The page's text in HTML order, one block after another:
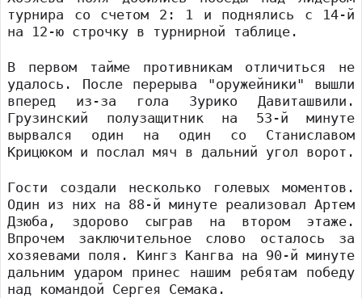
турнира со счетом 2: 1 и поднялись с 14-й
на 12-ю строчку в турнирной таблице.
В первом тайме противникам отличиться не
удалось. После перерыва "оружейники" вышли
вперед из-за гола Зурико Давиташвили.
Грузинский полузащитник на 53-й минуте
вырвался один на один со Станиславом
Крицюком и послал мяч в дальний угол ворот.
Гости создали несколько голевых моментов.
Один из них на 88-й минуте реализовал Артем
Дзюба, здорово сыграв на втором этаже.
Впрочем заключительное слово осталось за
хозяевами поля. Кингз Кангва на 90-й минуте
дальним ударом принес нашим ребятам победу
над командой Сергея Семака.